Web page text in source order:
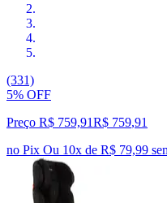
(331)
5% OFF
Preço R$ 759,91R$ 759,91
no Pix Ou 10x de R$ 79,99